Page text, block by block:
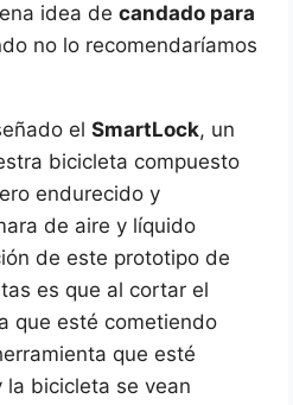
idea decandado para
no lo recomendaríamos
elSmartLock, un
bicicleta compuesto
endurecido y
de aire y líquido
de este prototipo de
es que al cortar el
que esté cometiendo
que esté
la bicicleta se vean